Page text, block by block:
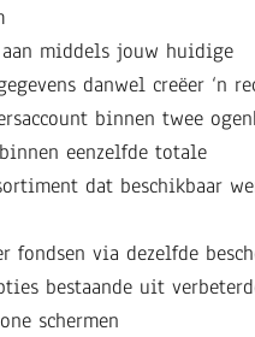
middels jouw huidige
danwel creëer ‘n
binnen twee
eenzelfde totale
dat beschikbaar
fondsen via dezelfde
bestaande uit
schermen